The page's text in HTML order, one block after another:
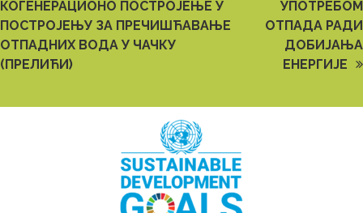
КОГЕНЕРАЦИОНО ПОСТРОЈЕЊЕ У
ПОСТРОЈЕЊУ ЗА ПРЕЧИШЋАВАЊЕ
ОТПАДНИХ ВОДА У ЧАЧКУ
(ПРЕЛИЋИ)
УПОТРЕБОМ
ОТПАДА РАДИ
ДОБИЈАЊА
ЕНЕРГИЈЕ